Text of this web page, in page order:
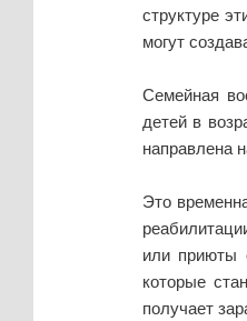
структуре
могут
Семейная
детей в
направлена
Это
или приюты
которые
получает